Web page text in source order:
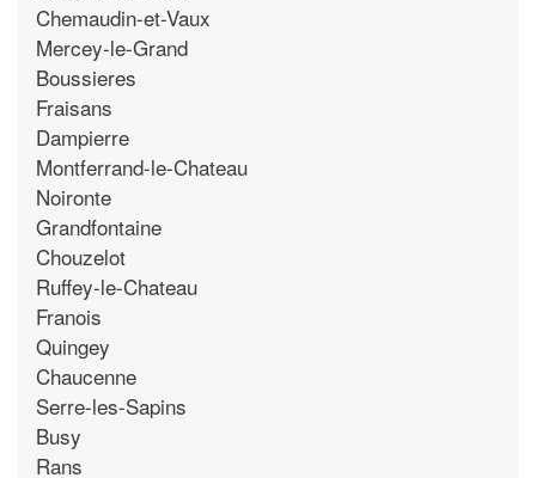
Chemaudin-et-Vaux
Mercey-le-Grand
Boussieres
Fraisans
Dampierre
Montferrand-le-Chateau
Noironte
Grandfontaine
Chouzelot
Ruffey-le-Chateau
Franois
Quingey
Chaucenne
Serre-les-Sapins
Busy
Rans